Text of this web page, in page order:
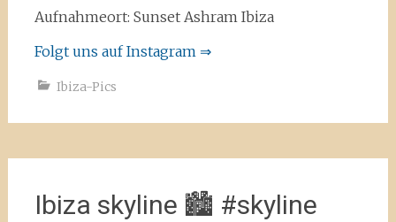
Aufnahmeort: Sunset Ashram Ibiza
Folgt uns auf Instagram ⇒
Ibiza-Pics
Ibiza skyline 🏙 #skyline